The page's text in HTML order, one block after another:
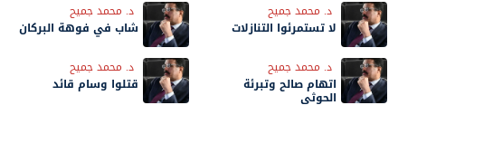
د. محمد جميح
لا تستمرئوا التنازلات
د. محمد جميح
شاب في فوهة البركان
د. محمد جميح
اتهام صالح وتبرئة
الحوثي
د. محمد جميح
قتلوا وسام قائد